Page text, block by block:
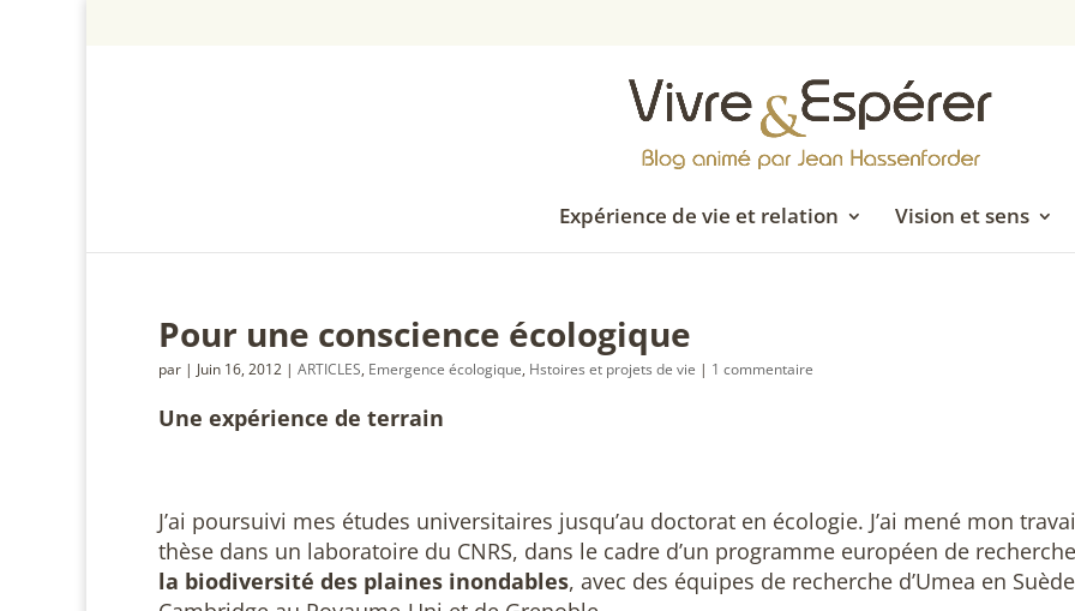
Expérience de vie et relation Vision et sens
Pour une conscience écologique
par | Juin 16, 2012 | ARTICLES, Emergence écologique, Hstoires et projets de vie | 1 commentaire
Une expérience de terrain
J’ai poursuivi mes études universitaires jusqu’au doctorat en écologie. J’ai mené mon
thèse dans un laboratoire du CNRS, dans le cadre d’un programme européen de
la biodiversité des plaines inondables, avec des équipes de recherche d’Umea en